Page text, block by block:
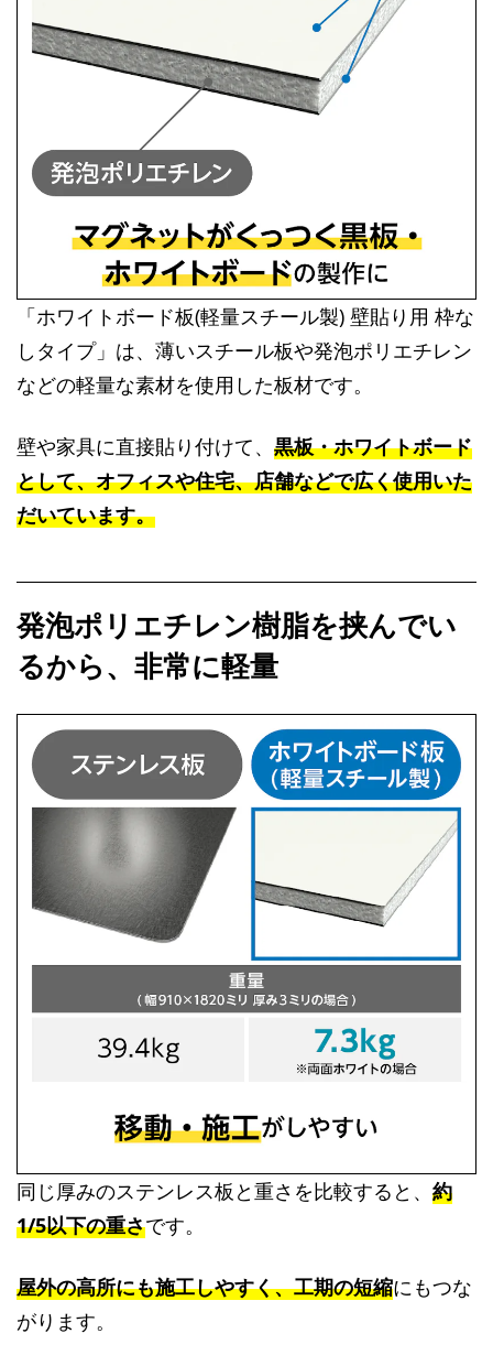
「ホワイトボード板(軽量スチール製) 壁貼り用 枠な
しタイプ」は、薄いスチール板や発泡ポリエチレン
などの軽量な素材を使用した板材です。
壁や家具に直接貼り付けて、 黒板・ホワイトボード
として、オフィスや住宅、店舗などで広く使用いた
だいています。
発泡ポリエチレン樹脂を挟んでい
るから、非常に軽量
同じ厚みのステンレス板と重さを比較すると、 約
1/5以下の重さです。
屋外の高所にも施工しやすく、工期の短縮にもつな
がります。